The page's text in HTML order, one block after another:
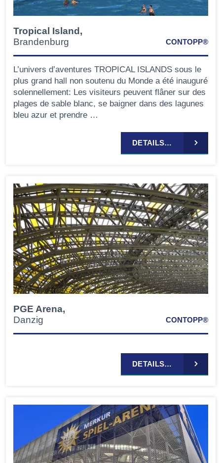
Tropical Island,
Brandenburg
CONTOPP®
L’univers d’aventures TROPICAL ISLANDS sous le
plus grand hall non soutenu du Monde a été inauguré
solennellement: Les visiteurs peuvent flâner sur des
plages de sable blanc, se baigner dans des lagunes
bleu azur et prendre …
DETAILS…
PGE Arena,
Danzig
CONTOPP®
DETAILS…